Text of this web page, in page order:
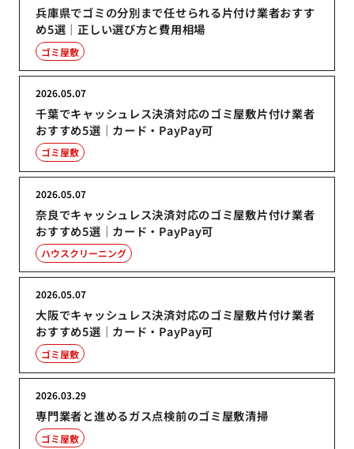
兵庫県でゴミの分別まで任せられる片付け業者おすす
め5選｜正しい選び方と費用相場
ゴミ屋敷
千葉でキャッシュレス決済対応のゴミ屋敷片付け業者
おすすめ5選｜カード・PayPay可
2026.05.07
ゴミ屋敷
奈良でキャッシュレス決済対応のゴミ屋敷片付け業者
おすすめ5選｜カード・PayPay可
2026.05.07
ハウスクリーニング
大阪でキャッシュレス決済対応のゴミ屋敷片付け業者
おすすめ5選｜カード・PayPay可
2026.05.07
ゴミ屋敷
専門業者と進めるガス点検前のゴミ屋敷清掃
2026.03.29
ゴミ屋敷